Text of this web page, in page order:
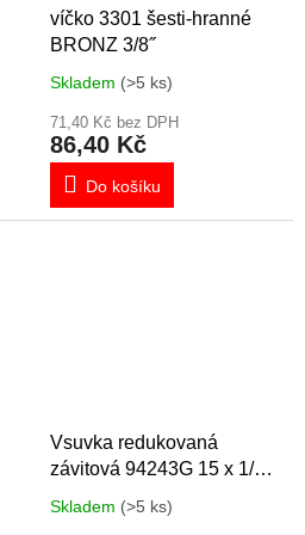
víčko 3301 šesti-hranné
BRONZ 3/8˝
Skladem (>5 ks)
71,40 Kč bez DPH
86,40 Kč
Do košíku
Vsuvka redukovaná
závitová 94243G 15 x 1/2"
Skladem (>5 ks)